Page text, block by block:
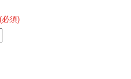
(必須)